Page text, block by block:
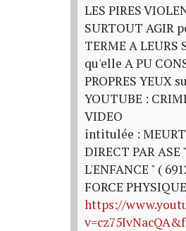
LES PIRES
SURTOUT AGIR
TERME A LEURS
qu'elle A PU
PROPRES YEUX
YOUTUBE :
VIDEO
intitulée :
DIRECT PAR
L'ENFANCE " (
FORCE
https://